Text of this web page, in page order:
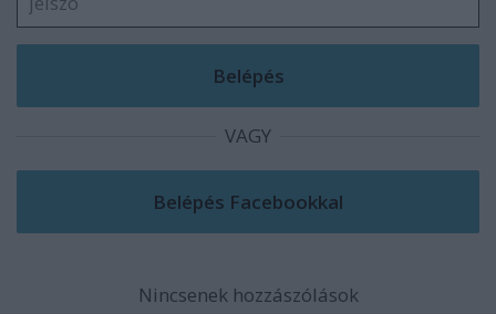
VAGY
Nincsenek hozzászólások